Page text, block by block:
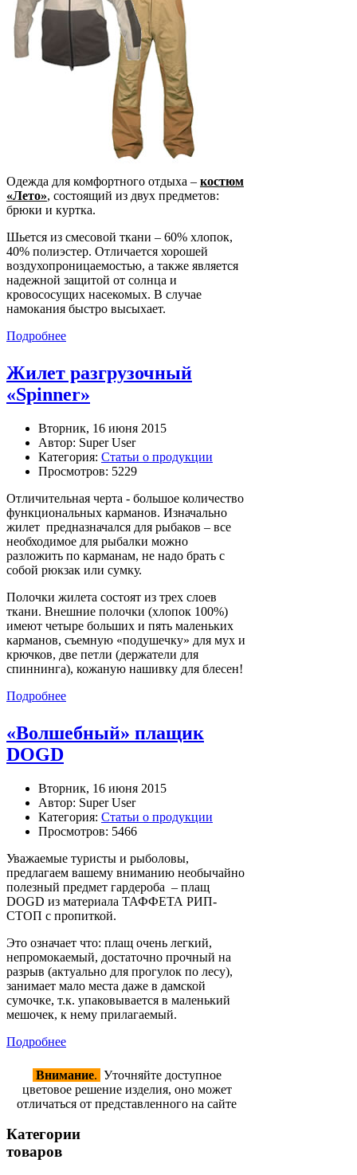
Одежда для комфортного отдыха – костюм
«Лето», состоящий из двух предметов:
брюки и куртка.
Шьется из смесовой ткани – 60% хлопок,
40% полиэстер. Отличается хорошей
воздухопроницаемостью, а также является
надежной защитой от солнца и
кровососущих насекомых. В случае
намокания быстро высыхает.
Подробнее
Жилет разгрузочный
«Spinner»
Вторник, 16 июня 2015
Автор: Super User
Категория: Статьи о продукции
Просмотров: 5229
Отличительная черта - большое количество
функциональных карманов. Изначально
жилет предназначался для рыбаков – все
необходимое для рыбалки можно
разложить по карманам, не надо брать с
собой рюкзак или сумку.
Полочки жилета состоят из трех слоев
ткани. Внешние полочки (хлопок 100%)
имеют четыре больших и пять маленьких
карманов, съемную «подушечку» для мух и
крючков, две петли (держатели для
спиннинга), кожаную нашивку для блесен!
Подробнее
«Волшебный» плащик
DOGD
Вторник, 16 июня 2015
Автор: Super User
Категория: Статьи о продукции
Просмотров: 5466
Уважаемые туристы и рыболовы,
предлагаем вашему вниманию необычайно
полезный предмет гардероба – плащ
DOGD из материала ТАФФЕТА РИП-
СТОП с пропиткой.
Это означает что: плащ очень легкий,
непромокаемый, достаточно прочный на
разрыв (актуально для прогулок по лесу),
занимает мало места даже в дамской
сумочке, т.к. упаковывается в маленький
мешочек, к нему прилагаемый.
Подробнее
Внимание. Уточняйте доступное
цветовое решение изделия, оно может
отличаться от представленного на сайте
Категории
товаров